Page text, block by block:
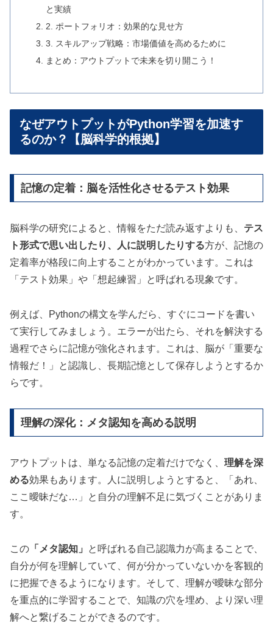
と実績
2. ポートフォリオ：効果的な見せ方
3. スキルアップ戦略：市場価値を高めるために
まとめ：アウトプットで未来を切り開こう！
なぜアウトプットがPython学習を加速す
るのか？【脳科学的根拠】
記憶の定着：脳を活性化させるテスト効果
脳科学の研究によると、情報をただ読み返すよりも、 テス
ト形式で思い出したり、人に説明したりする方が、記憶の
定着率が格段に向上することがわかっています。これは
「テスト効果」や「想起練習」と呼ばれる現象です。
例えば、Pythonの構文を学んだら、すぐにコードを書い
て実行してみましょう。エラーが出たら、それを解決する
過程でさらに記憶が強化されます。これは、脳が「重要な
情報だ！」と認識し、長期記憶として保存しようとするか
らです。
理解の深化：メタ認知を高める説明
アウトプットは、単なる記憶の定着だけでなく、 理解を深
める効果もあります。人に説明しようとすると、「あれ、
ここ曖昧だな…」と自分の理解不足に気づくことがありま
す。
この 「メタ認知」
と呼ばれる自己認識力が高まることで、
自分が何を理解していて、何が分かっていないかを客観的
に把握できるようになります。そして、理解が曖昧な部分
を重点的に学習することで、知識の穴を埋め、より深い理
解へと繋げることができるのです。